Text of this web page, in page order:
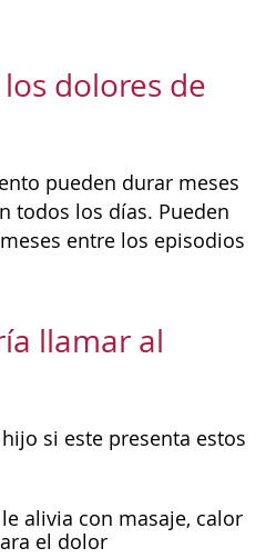
dolores de
pueden durar meses
todos los días. Pueden
entre los episodios
llamar al
si este presenta estos
alivia con masaje, calor
el dolor